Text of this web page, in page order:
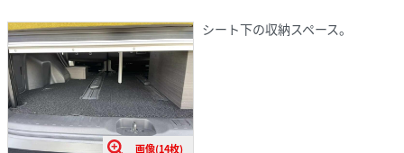
画像(14枚)
シート下の収納スペース。